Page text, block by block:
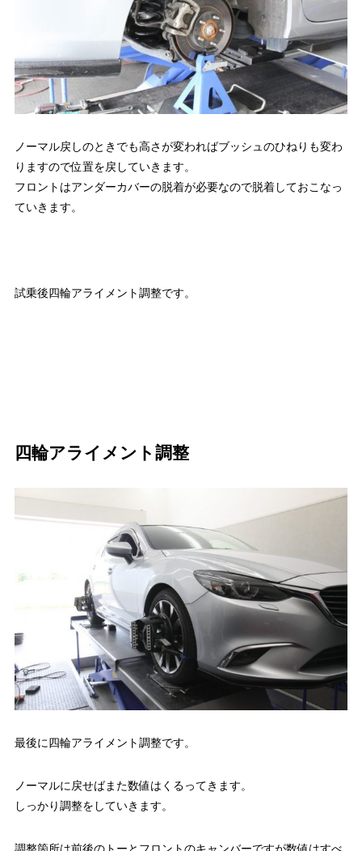
ノーマル戻しのときでも高さが変わればブッシュのひねりも変わ
りますので位置を戻していきます。
フロントはアンダーカバーの脱着が必要なので脱着しておこなっ
ていきます。
試乗後四輪アライメント調整です。
四輪アライメント調整
最後に四輪アライメント調整です。
ノーマルに戻せばまた数値はくるってきます。
しっかり調整をしていきます。
調整箇所は前後のトーとフロントのキャンバーですが数値はすべ